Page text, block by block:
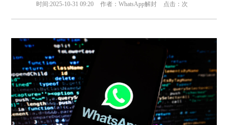
时间:2025-10-31 09:20 作者：WhatsApp解封 点击： 次